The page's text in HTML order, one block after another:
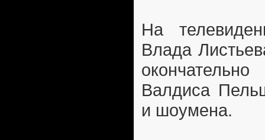
На
Влада
Валдиса
и шоумена.